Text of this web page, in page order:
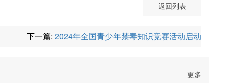
返回列表
下一篇: 2024年全国青少年禁毒知识竞赛活动启动
更多